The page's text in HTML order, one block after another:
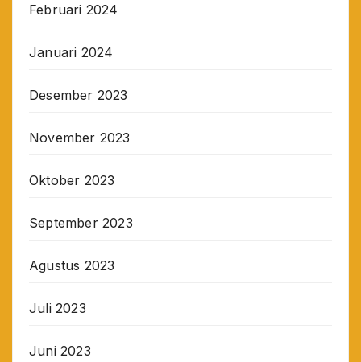
Februari 2024
Januari 2024
Desember 2023
November 2023
Oktober 2023
September 2023
Agustus 2023
Juli 2023
Juni 2023